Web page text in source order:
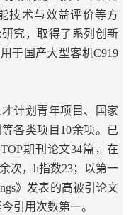
技术与效益评价等方
究，取得了系列创新
于国产大型客机C919
计划青年项目、国家
各类项目10余项。已
期刊论文34篇，在
次，h指数23；以第一
》发表的高被引论文
引用次数第一。